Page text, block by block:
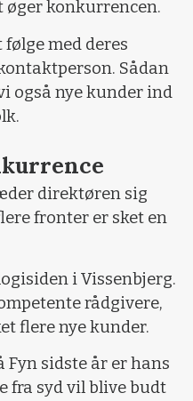
øger konkurrencen.
med deres
Sådan
også nye kunder ind
direktøren sig
fronter er sket en
i Vissenbjerg.
rådgivere,
flere nye kunder.
Fyn sidste år er hans
fra syd vil blive budt